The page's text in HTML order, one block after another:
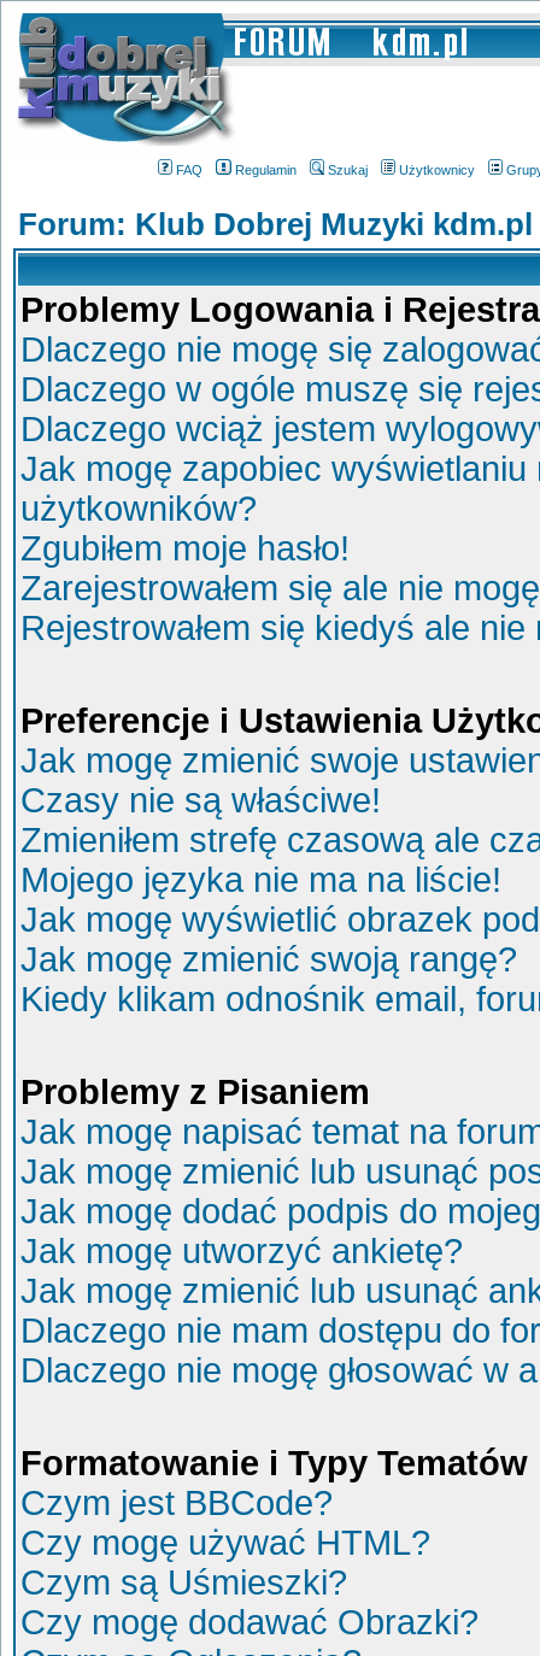
FAQ Regulamin Szukaj Użytkownicy
Forum: Klub Dobrej Muzyki kdm.pl
Problemy Logowania i
Dlaczego nie mogę się
Dlaczego w ogóle muszę się
Dlaczego wciąż jestem
Jak mogę zapobiec
użytkowników?
Zgubiłem moje hasło!
Zarejestrowałem się ale nie
Rejestrowałem się kiedyś ale
Preferencje i Ustawienia
Jak mogę zmienić swoje
Czasy nie są właściwe!
Zmieniłem strefę czasową ale
Mojego języka nie ma na liście!
Jak mogę wyświetlić obrazek
Jak mogę zmienić swoją rangę?
Kiedy klikam odnośnik email,
Problemy z Pisaniem
Jak mogę napisać temat na
Jak mogę zmienić lub usunąć
Jak mogę dodać podpis do
Jak mogę utworzyć ankietę?
Jak mogę zmienić lub usunąć
Dlaczego nie mam dostępu do
Dlaczego nie mogę głosować w
Formatowanie i Typy Tematów
Czym jest BBCode?
Czy mogę używać HTML?
Czym są Uśmieszki?
Czy mogę dodawać Obrazki?